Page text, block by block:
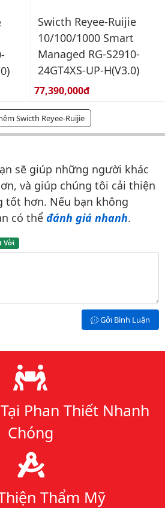
Swicth Reyee-Ruijie
10/100/1000 Smart
Managed RG-S2910-
24GT4XS-UP-H(V3.0)
Giá bán:
77,390,000đ
Swicth Reyee-Ruijie
Đánh giá
sẽ giúp những người khác
và giúp chúng tôi cải thiện
tốt hơn. Nếu bạn không
có thể đánh giá nhanh.
Vời
Gởi Bình Luận
tôi
Phan Thiết Nhanh
Chóng
Thẩm Mỹ